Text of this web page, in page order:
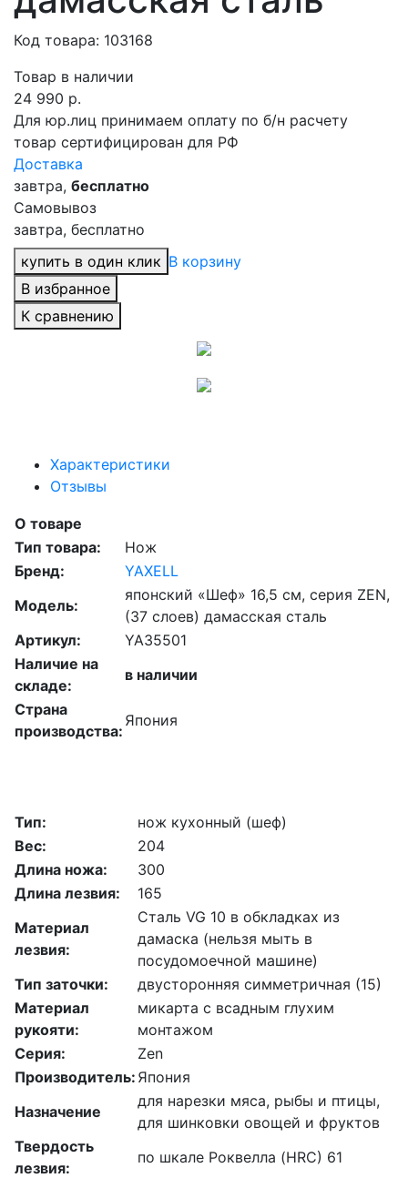
Код товара: 103168
Товар в наличии
24 990 р.
Для юр.лиц принимаем оплату по б/н расчету
товар сертифицирован для РФ
Доставка
завтра, бесплатно
Самовывоз
завтра, бесплатно
купить в один клик В корзину
В избранное
К сравнению
Характеристики
Отзывы
Тип:
нож кухонный (шеф)
Вес:
204
Длина ножа:
300
Длина лезвия:
165
Материал
лезвия:
Сталь VG 10 в обкладках из
дамаска (нельзя мыть в
посудомоечной машине)
Тип заточки:
двусторонняя симметричная (15)
Материал
рукояти:
микарта с всадным глухим
монтажом
Серия:
Zen
Производитель: Япония
Назначение
для нарезки мяса, рыбы и птицы,
для шинковки овощей и фруктов
Твердость
лезвия:
по шкале Роквелла (HRC) 61
О товаре
Тип товара:
Нож
Бренд:
YAXELL
Модель:
японский «Шеф» 16,5 см, серия ZEN,
(37 слоев) дамасская сталь
Артикул:
YA35501
Наличие на
складе:
в наличии
Страна
производства:
Япония